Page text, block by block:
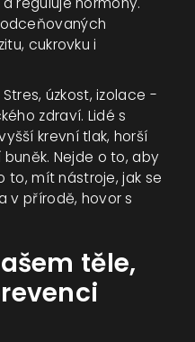
cukrovku i
úzkost, izolace -
zdraví. Lidé s
krevní tlak, horší
Nejde o to, aby
to, mít nástroje, jak se
v přírodě, hovor s
těle,